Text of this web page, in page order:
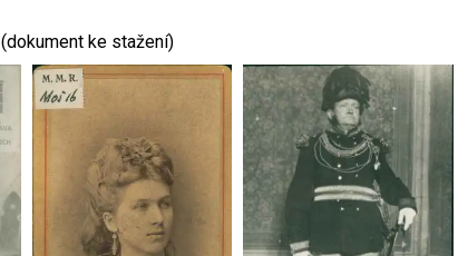
(dokument ke stažení)